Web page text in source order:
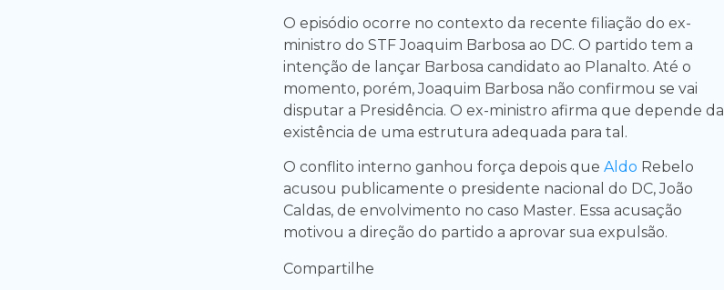
O episódio ocorre no contexto da recente filiação do ex-
ministro do STF Joaquim Barbosa ao DC. O partido tem a
intenção de lançar Barbosa candidato ao Planalto. Até o
momento, porém, Joaquim Barbosa não confirmou se vai
disputar a Presidência. O ex-ministro afirma que depende da
existência de uma estrutura adequada para tal.
O conflito interno ganhou força depois que Aldo Rebelo
acusou publicamente o presidente nacional do DC, João
Caldas, de envolvimento no caso Master. Essa acusação
motivou a direção do partido a aprovar sua expulsão.
Compartilhe